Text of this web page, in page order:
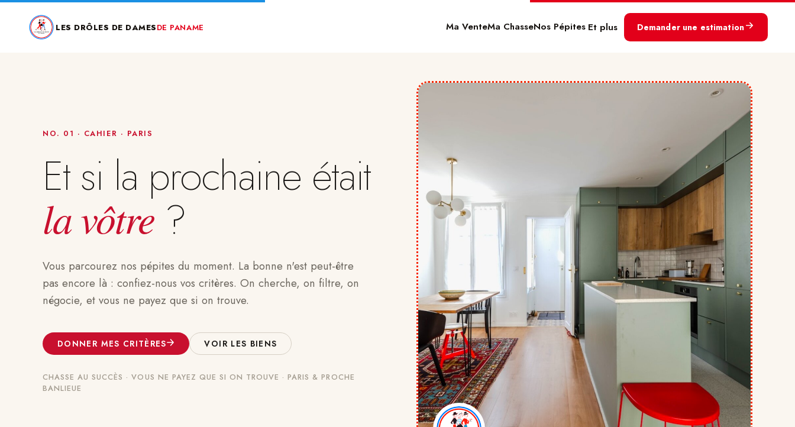
LES DRÔLES DE DAMESDE PANAME Ma VenteMa ChasseNos Pépites Et plus Demander une estimation
NO. 01 · CAHIER · PARIS
Et si la prochaine était
la vôtre?
Vous parcourez nos pépites du moment. La bonne n'est peut-être
pas encore là : confiez-nous vos critères. On cherche, on filtre, on
négocie, et vous ne payez que si on trouve.
DONNER MES CRITÈRES VOIR LES BIENS
CHASSE AU SUCCÈS · VOUS NE PAYEZ QUE SI ON TROUVE · PARIS& PROCHE
BANLIEUE